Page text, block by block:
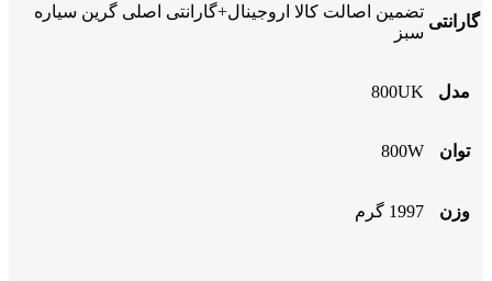
گارانتی
تضمین اصالت کالا اروجینال+گارانتی اصلی گرین سیاره
سبز
مدل 800UK
توان 800W
وزن 1997 گرم